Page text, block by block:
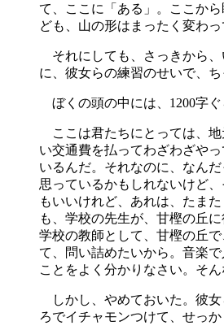
て、ここに「ある」。ここか
ども、山の形はまったく変わ
それにしても、さっきから、
に、彼女らの練習のせいで、
ぼくの頭の中には、1200字ぐ
ここは君たちにとっては、地
い交通費を払ってわざわざや
いるんだ。それなのに、なん
思っているかもしれないけど
もいいけれど、あれは、たま
も、学校の先生が、甘樫の丘
学校の教師として、甘樫の丘
て、問い詰めたいから。音楽
ことをよく分かりなさい。そ
しかし、やめておいた。彼女
ろでイチャモンつけて、せっ